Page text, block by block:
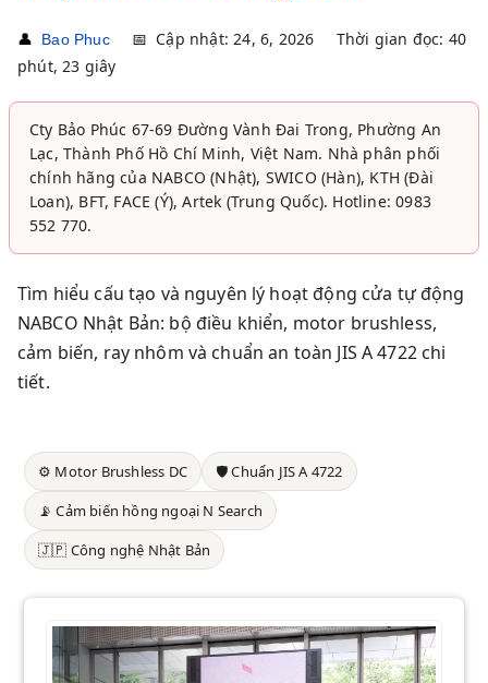
👤 Bao Phuc 📅 Cập nhật: 24, 6, 2026
Thời gian đọc: 40
phút, 23 giây
Cty Bảo Phúc 67-69 Đường Vành Đai Trong, Phường An
Lạc, Thành Phố Hồ Chí Minh, Việt Nam. Nhà phân phối
chính hãng của NABCO (Nhật), SWICO (Hàn), KTH (Đài
Loan), BFT, FACE (Ý), Artek (Trung Quốc). Hotline: 0983
552 770.
Tìm hiểu cấu tạo và nguyên lý hoạt động cửa tự động
NABCO Nhật Bản: bộ điều khiển, motor brushless,
cảm biến, ray nhôm và chuẩn an toàn JIS A 4722 chi
tiết.
⚙️ Motor Brushless DC
🛡️ Chuẩn JIS A 4722
📡 Cảm biến hồng ngoại N Search
🇯🇵 Công nghệ Nhật Bản